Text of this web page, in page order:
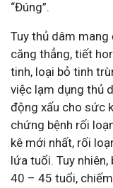
“Đúng”.
Tuy thủ dâm
căng thẳng, tiết
tinh, loại bỏ tinh
việc lạm dụng thủ
động xấu cho sức
chứng bệnh rối
kê mới nhất, rối
lứa tuổi. Tuy
40 – 45 tuổi,